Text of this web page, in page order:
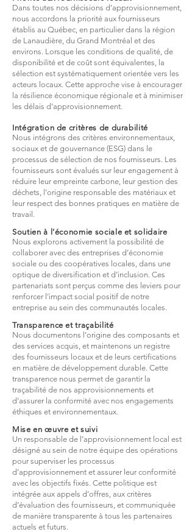
Dans toutes nos décisions d’approvisionnement,
nous accordons la priorité aux fournisseurs
établis au Québec, en particulier dans la région
de Lanaudière, du Grand Montréal et des
environs. Lorsque les conditions de qualité, de
disponibilité et de coût sont équivalentes, la
sélection est systématiquement orientée vers les
acteurs locaux. Cette approche vise à encourager
la résilience économique régionale et à minimiser
les délais d’approvisionnement.​
Intégration de critères de durabilité
Nous intégrons des critères environnementaux,
sociaux et de gouvernance (ESG) dans le
processus de sélection de nos fournisseurs. Les
fournisseurs sont évalués sur leur engagement à
réduire leur empreinte carbone, leur gestion des
déchets, l’origine responsable des matériaux et
leur respect des bonnes pratiques en matière de
travail.​
Soutien à l’économie sociale et solidaire
Nous explorons activement la possibilité de
collaborer avec des entreprises d’économie
sociale ou des coopératives locales, dans une
optique de diversification et d’inclusion. Ces
partenariats sont perçus comme des leviers pour
renforcer l’impact social positif de notre
entreprise au sein des communautés locales.​
Transparence et traçabilité
Nous documentons l’origine des composants et
des services acquis, et maintenons un registre
des fournisseurs locaux et de leurs certifications
en matière de développement durable. Cette
transparence nous permet de garantir la
traçabilité de nos approvisionnements et
d’assurer la conformité avec nos engagements
éthiques et environnementaux.​
Mise en œuvre et suivi
Un responsable de l’approvisionnement local est
désigné au sein de notre équipe des opérations
pour superviser les processus
d’approvisionnement et assurer leur conformité
avec les objectifs fixés. Cette politique est
intégrée aux appels d’offres, aux critères
d’évaluation des fournisseurs, et communiquée
de manière transparente à tous les partenaires
actuels et futurs.​